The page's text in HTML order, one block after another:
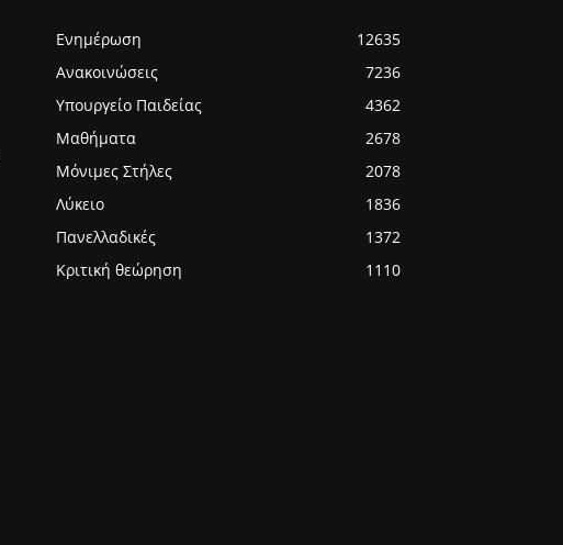
Ενημέρωση
12635
Ανακοινώσεις
7236
Υπουργείο Παιδείας
4362
Μαθήματα
2678
Μόνιμες Στήλες
2078
Λύκειο
1836
Πανελλαδικές
1372
Κριτική θεώρηση
1110